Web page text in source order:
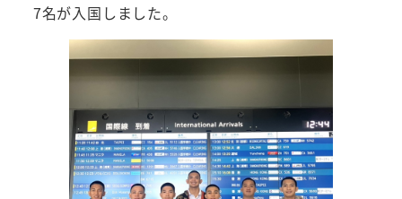
7名が入国しました。